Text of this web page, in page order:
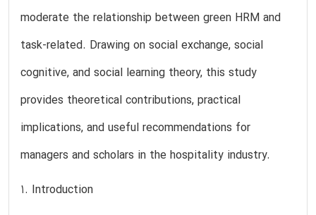
moderate the relationship between green HRM and
task-related. Drawing on social exchange, social
cognitive, and social learning theory, this study
provides theoretical contributions, practical
implications, and useful recommendations for
managers and scholars in the hospitality industry.
1. Introduction